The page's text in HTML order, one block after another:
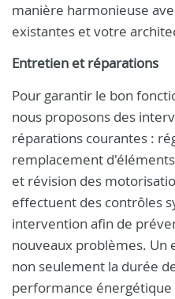
manière harmonieuse
existantes et votre
Entretien et réparations
Pour garantir le bon
nous proposons des
réparations courantes :
remplacement
et révision des
effectuent des contrôles
intervention afin de
nouveaux problèmes.
non seulement la durée
performance